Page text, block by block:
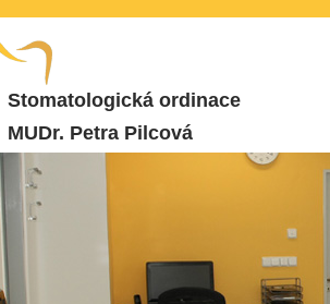
Stomatologická ordinace
MUDr. Petra Pilcová